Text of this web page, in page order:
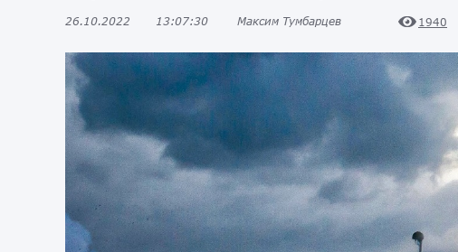
26.10.2022 13:07:30 Максим Тумбарцев 1940